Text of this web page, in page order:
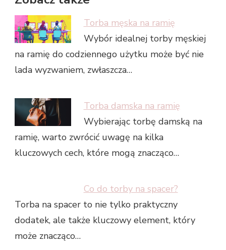
Torba męska na ramię
Wybór idealnej torby męskiej
na ramię do codziennego użytku może być nie
lada wyzwaniem, zwłaszcza…
Torba damska na ramię
Wybierając torbę damską na
ramię, warto zwrócić uwagę na kilka
kluczowych cech, które mogą znacząco…
Co do torby na spacer?
Torba na spacer to nie tylko praktyczny
dodatek, ale także kluczowy element, który
może znacząco…